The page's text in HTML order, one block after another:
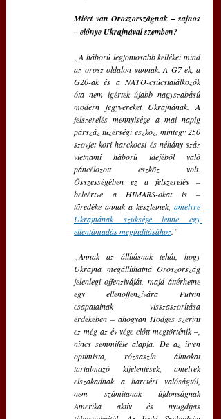
Miért van Oroszországnak – sajnos
– előnye Ukrajnával szemben?
„A háború legfontosabb kellékei mind
az orosz oldalon vannak. A G7-ek, a
G20-ak és a NATO-csúcstalálkozók
óta nem ígértek újabb nagyszabású
modern fegyvereket Ukrajnának. A
felszerelés mennyisége a mai napig
párszáz tüzérségi eszköz, mintegy 250
szovjet kori harckocsi és néhány száz
vietnami háború idejéből való
páncélozott eszköz volt.
Összességében ez a felszerelés –
beleértve a HIMARS-okat is –
töredéke annak a készletnek, amelyre
Ukrajnának szüksége lenne egy
ellentámadás megindításához.”
„Annak az állításnak tehát, hogy
Ukrajna megállíthatná Oroszország
jelenlegi offenzíváját, majd áttérhetne
egy ellenoffenzívára Putyin
csapatainak visszaszorítása
érdekében – ahogyan Hodges szerint
ez még az év vége előtt megtörténik –,
nincs semmiféle alapja. De az ilyen
optimista, rózsaszín álmokat
tartalmazó kijelentések, amelyek
elszakadnak a harctéri valóságtól,
nem számítanak újdonságnak
Amerika aktív és nyugdíjas